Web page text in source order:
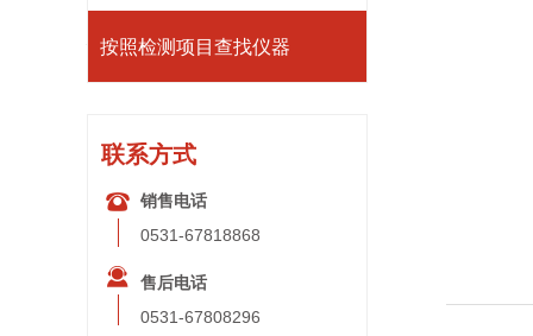
按照检测项目查找仪器
联系方式
销售电话
0531-67818868
售后电话
0531-67808296
뀰
끤